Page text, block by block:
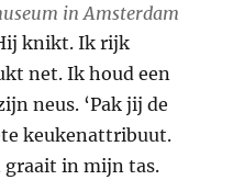
in Amsterdam
knikt. Ik rijk
net. Ik houd een
neus. ‘Pak jij de
keukenattribuut.
graait in mijn tas.